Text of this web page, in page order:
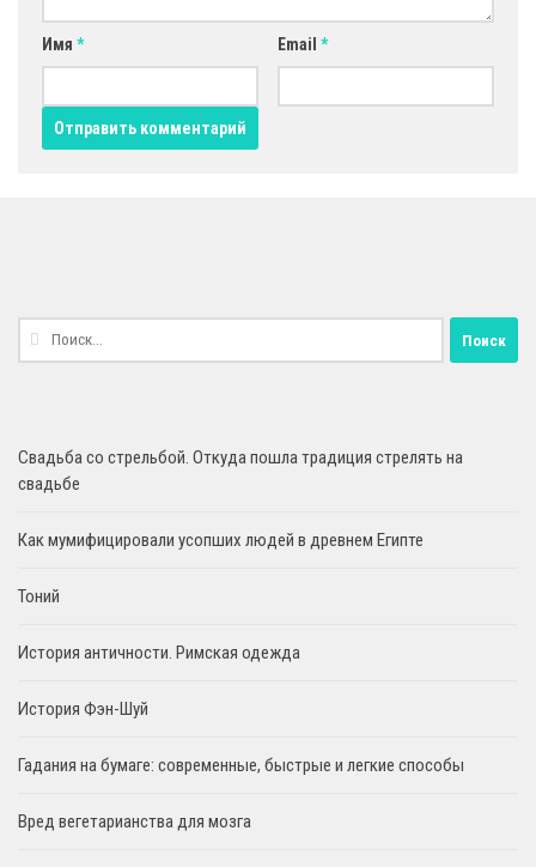
Имя * Email *
Найти:
Свадьба со стрельбой. Откуда пошла традиция стрелять на
свадьбе
Как мумифицировали усопших людей в древнем Египте
Тоний
История античности. Римская одежда
История Фэн-Шуй
Гадания на бумаге: современные, быстрые и легкие способы
Вред вегетарианства для мозга